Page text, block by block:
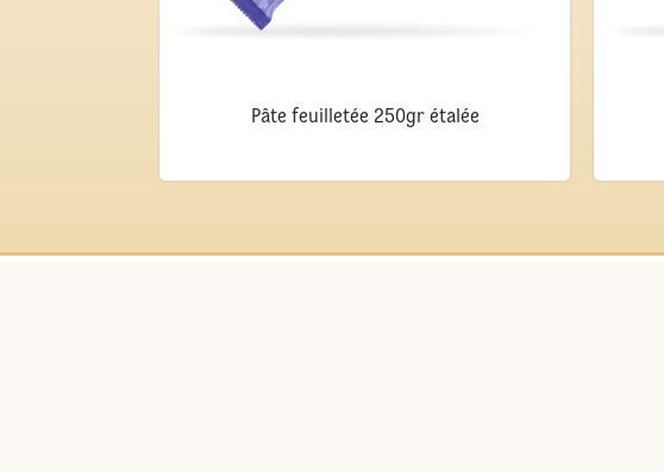
Pâte feuilletée 250gr étalée